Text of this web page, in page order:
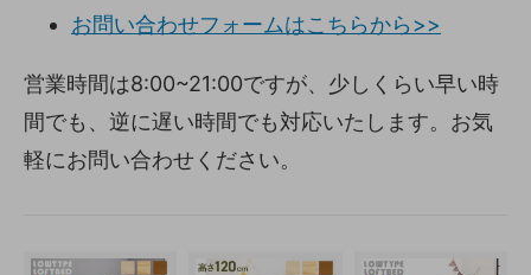
お問い合わせフォームはこちらから>>
営業時間は8:00~21:00ですが、少しくらい早い時
間でも、逆に遅い時間でも対応いたします。お気
軽にお問い合わせください。